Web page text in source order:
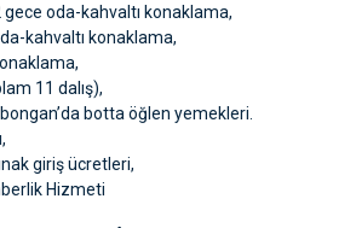
gece oda-kahvaltı konaklama,
kahvaltı konaklama,
11 dalış),
botta öğlen yemekleri.
giriş ücretleri,
Hizmeti